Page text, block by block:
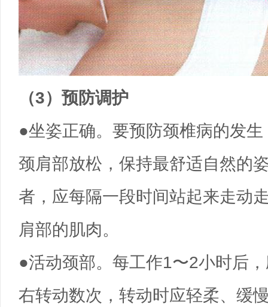
（3）预防调护
●坐姿正确。要预防颈椎病的发
颈肩部放松，保持最舒适自然的
者，应每隔一段时间站起来走动
肩部的肌肉。
●活动颈部。每工作1〜2小时后
右转动数次，转动时应轻柔、缓